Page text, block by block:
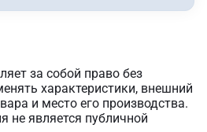
за собой право без
характеристики, внешний
и место его производства.
не является публичной